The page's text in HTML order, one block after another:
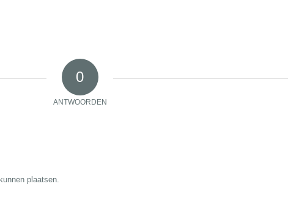
0
ANTWOORDEN
plaatsen.